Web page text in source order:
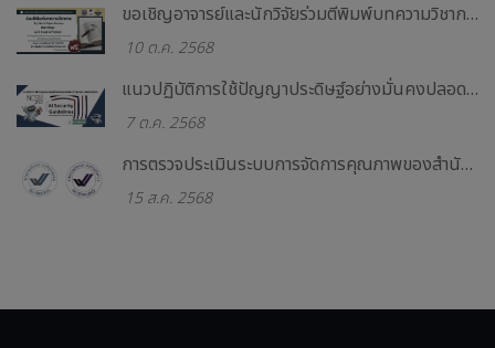
ขอเชิญอาจารย์และนักวิจัยร่วมตีพิมพ์บทความวิชาการในรูปแบบ Open Acess กับฐานข้อมูล ACS Read & Publish
10 ต.ค. 2568
แนวปฏิบัติการใช้ปัญญาประดิษฐ์อย่างมั่นคงปลอดภัย (AI Security Guidelines)
7 ต.ค. 2568
การตรวจประเมินระบบการจัดการคุณภาพของสำนักฯ และระบบการจัดการความมั่นคงปลอดภัยสารสนเทศของศูนย์ข้อมูล ( Data Center )
15 ส.ค. 2568